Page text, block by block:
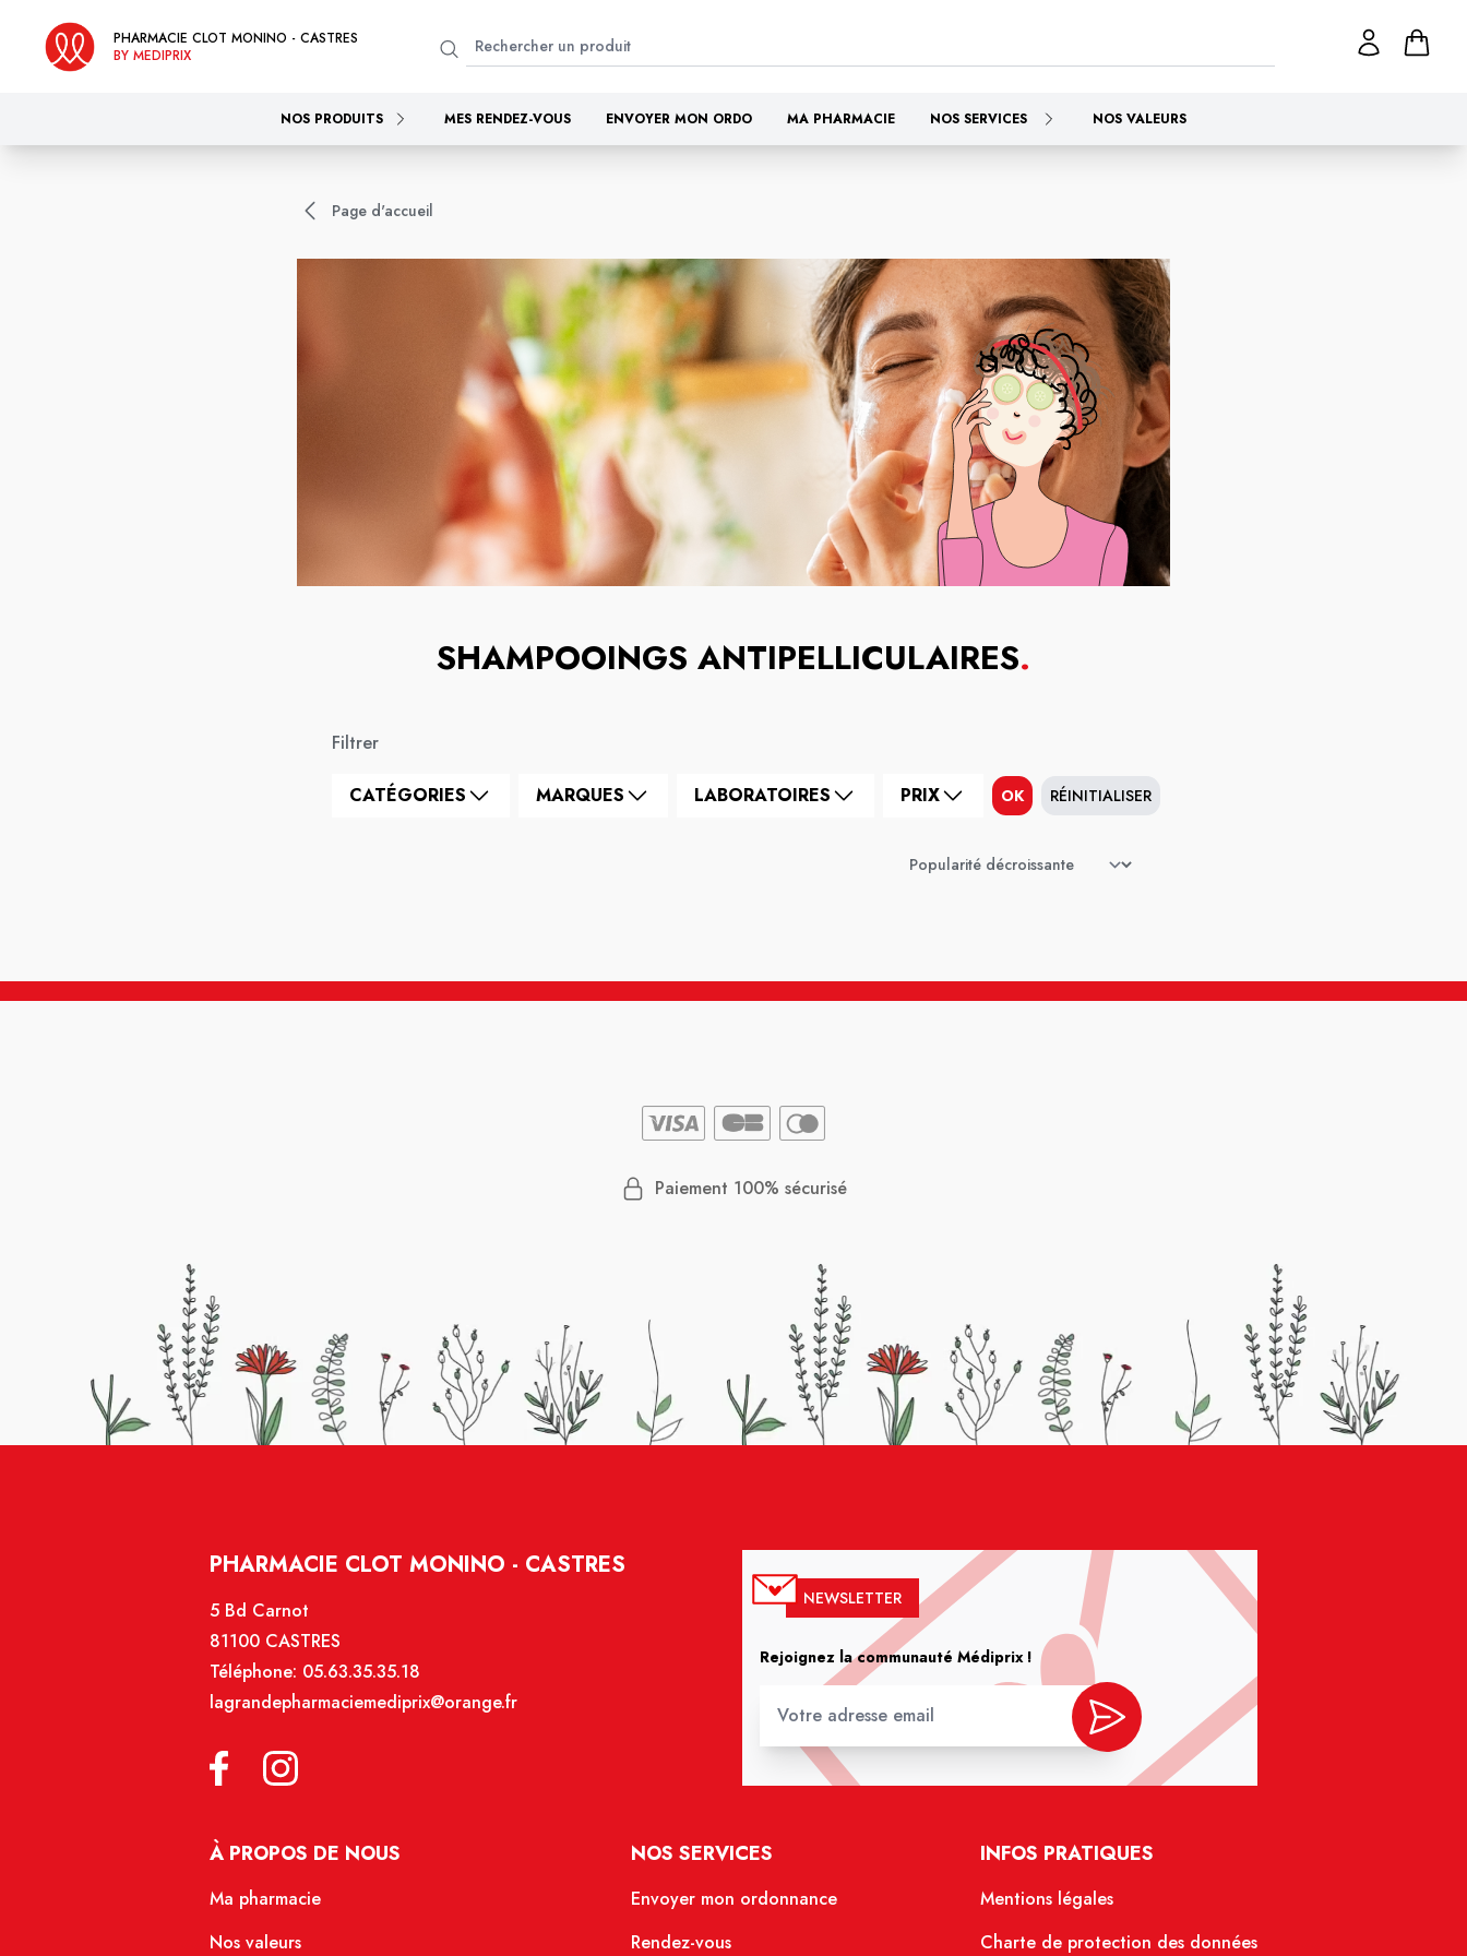
PHARMACIE CLOT MONINO - CASTRES
BY MEDIPRIX
NOS PRODUITS MES RENDEZ-VOUS ENVOYER MON ORDO MA PHARMACIE NOS SERVICES NOS VALEURS
Page d'accueil
SHAMPOOINGS ANTIPELLICULAIRES.
Filtrer
CATÉGORIES MARQUES LABORATOIRES PRIX OK RÉINITIALISER
Paiement 100% sécurisé
PHARMACIE CLOT MONINO - CASTRES
5 Bd Carnot
81100 CASTRES
Téléphone: 05.63.35.35.18
lagrandepharmaciemediprix@orange.fr
NEWSLETTER
Rejoignez la communauté Médiprix !
À PROPOS DE NOUS
Ma pharmacie
Nos valeurs
NOS SERVICES
Envoyer mon ordonnance
Rendez-vous
INFOS PRATIQUES
Mentions légales
Charte de protection des données